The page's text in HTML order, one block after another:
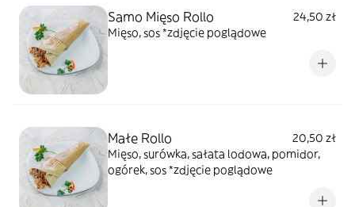
Samo Mięso Rollo
24,50 zł
Mięso, sos *zdjęcie poglądowe
Małe Rollo
20,50 zł
Mięso, surówka, sałata lodowa, pomidor,
ogórek, sos *zdjęcie poglądowe